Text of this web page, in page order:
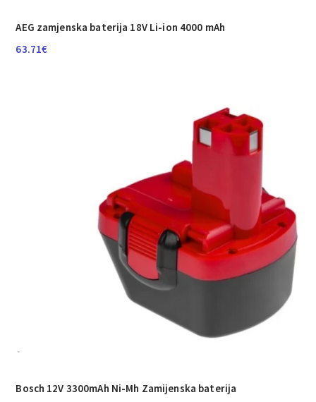
AEG zamjenska baterija 18V Li-ion 4000 mAh
63.71€
Bosch 12V 3300mAh Ni-Mh Zamijenska baterija